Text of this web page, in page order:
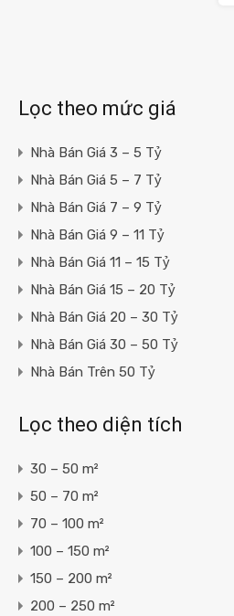
Lọc theo mức giá
Nhà Bán Giá 3 – 5 Tỷ
Nhà Bán Giá 5 – 7 Tỷ
Nhà Bán Giá 7 – 9 Tỷ
Nhà Bán Giá 9 – 11 Tỷ
Nhà Bán Giá 11 – 15 Tỷ
Nhà Bán Giá 15 – 20 Tỷ
Nhà Bán Giá 20 – 30 Tỷ
Nhà Bán Giá 30 – 50 Tỷ
Nhà Bán Trên 50 Tỷ
Lọc theo diện tích
30 – 50 m²
50 – 70 m²
70 – 100 m²
100 – 150 m²
150 – 200 m²
200 – 250 m²